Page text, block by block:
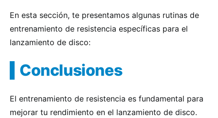
En esta sección, te presentamos algunas rutinas de
entrenamiento de resistencia específicas para el
lanzamiento de disco:
Conclusiones
El entrenamiento de resistencia es fundamental para
mejorar tu rendimiento en el lanzamiento de disco.